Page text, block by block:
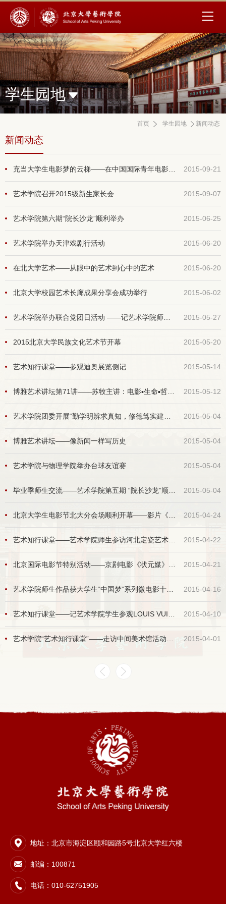
学生园地
首页 学生园地 新闻动态
新闻动态
2015-09-21
充当大学生电影梦的云梯——在中国国际青年电影展开幕式暨中国高校青年电影展映启动仪式上的发言
2015-09-07
艺术学院召开2015级新生家长会
2015-06-25
艺术学院第六期“院长沙龙”顺利举办
2015-06-20
艺术学院举办天津戏剧行活动
2015-06-20
在北大学艺术——从眼中的艺术到心中的艺术
2015-06-02
北京大学校园艺术长廊成果分享会成功举行
2015-05-27
艺术学院举办联合党团日活动 ——记艺术学院师生参观北大红楼、美术馆
2015-05-20
2015北京大学民族文化艺术节开幕
2015-05-14
艺术知行课堂——参观迪奥展览侧记
2015-05-12
博雅艺术讲坛第71讲——苏牧主讲：电影▪生命▪哲学——世界优秀电影赏析
2015-05-04
艺术学院团委开展“勤学明辨求真知，修德笃实建功业”主题团日活动
2015-05-04
博雅艺术讲坛——像新闻一样写历史
2015-05-04
艺术学院与物理学院举办台球友谊赛
2015-05-04
毕业季师生交流——艺术学院第五期 “院长沙龙”顺利举办
2015-04-24
北京大学生电影节北大分会场顺利开幕——影片《不能说的夏天》展映及主创交流活动举行
2015-04-22
艺术知行课堂——艺术学院师生参访河北定瓷艺术馆侧记
2015-04-21
北京国际电影节特别活动——京剧电影《状元媒》校园展映及主创见面会走入北京大学
2015-04-16
艺术学院师生作品获大学生“中国梦”系列微电影十佳作品奖
2015-04-10
艺术知行课堂——记艺术学院学生参观LOUIS VUITTON SERIES 2展览活动
2015-04-01
艺术学院“艺术知行课堂”——走访中间美术馆活动成功举行
地址：北京市海淀区颐和园路5号北京大学红六楼
邮编：100871
电话：010-62751905